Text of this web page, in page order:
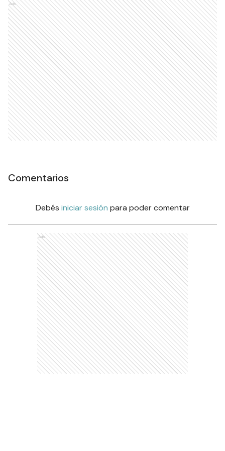
Ads
Comentarios
Debés iniciar sesión para poder comentar
Ads